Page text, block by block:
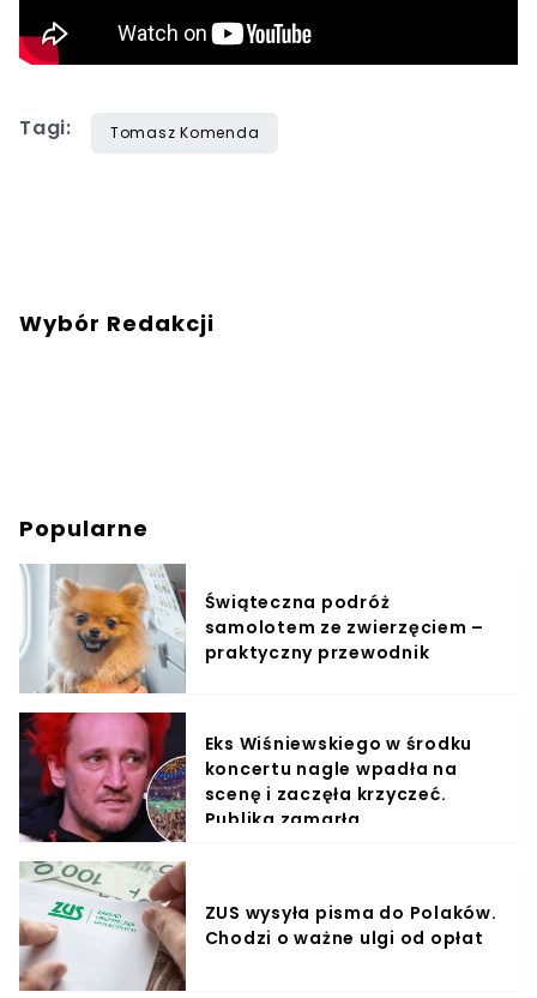
Tagi: Tomasz Komenda
Wybór Redakcji
Popularne
Świąteczna podróż
samolotem ze zwierzęciem –
praktyczny przewodnik
Eks Wiśniewskiego w środku
koncertu nagle wpadła na
scenę i zaczęła krzyczeć.
Publika zamarła
ZUS wysyła pisma do Polaków.
Chodzi o ważne ulgi od opłat